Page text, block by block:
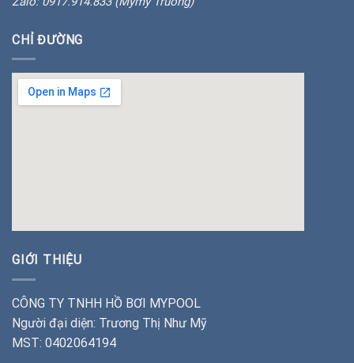
CHỈ ĐƯỜNG
GIỚI THIỆU
CÔNG TY TNHH HỒ BƠI MYPOOL
Người đại diện: Trương Thị Như Mỹ
MST: 0402064194